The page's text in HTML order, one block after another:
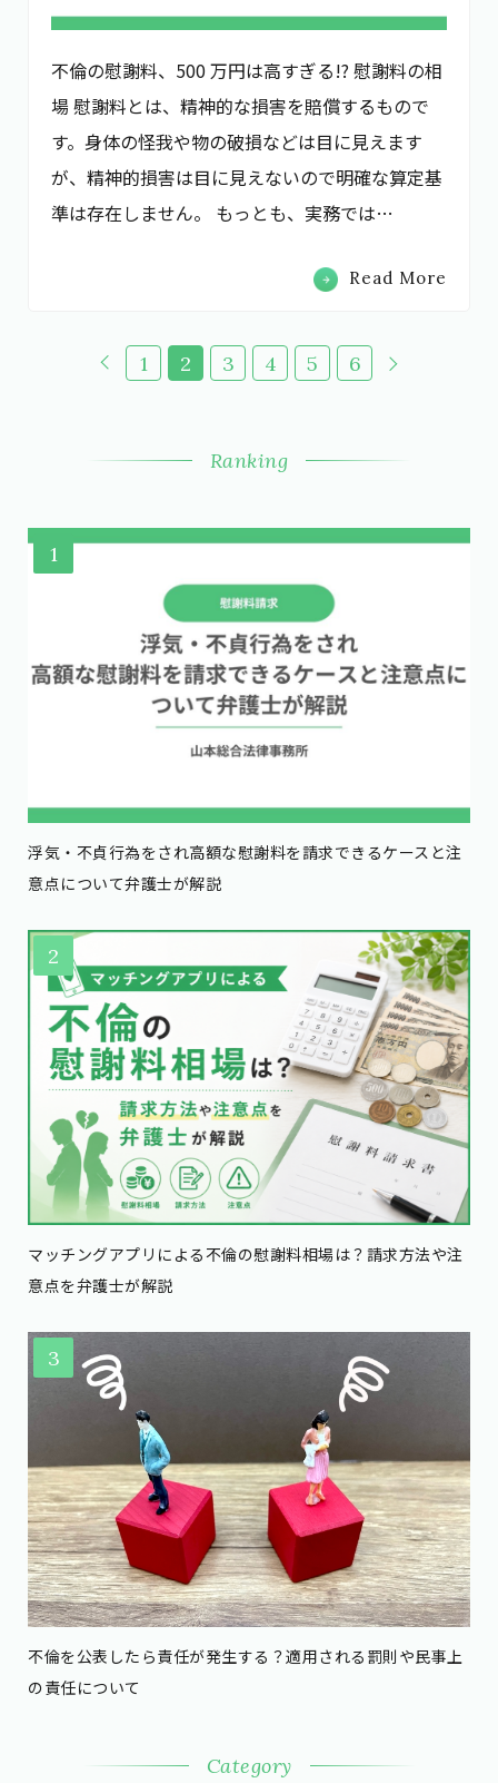
不倫の慰謝料、500 万円は高すぎる!? 慰謝料の相
場 慰謝料とは、精神的な損害を賠償するもので
す。身体の怪我や物の破損などは目に見えます
が、精神的損害は目に見えないので明確な算定基
準は存在しません。 もっとも、実務では…
Read More
前
へ
1 2 3 4 5 6 へ
»
Ranking
浮気・不貞行為をされ高額な慰謝料を請求できるケースと注
意点について弁護士が解説
マッチングアプリによる不倫の慰謝料相場は？請求方法や注
意点を弁護士が解説
不倫を公表したら責任が発生する？適用される罰則や民事上
の責任について
Category